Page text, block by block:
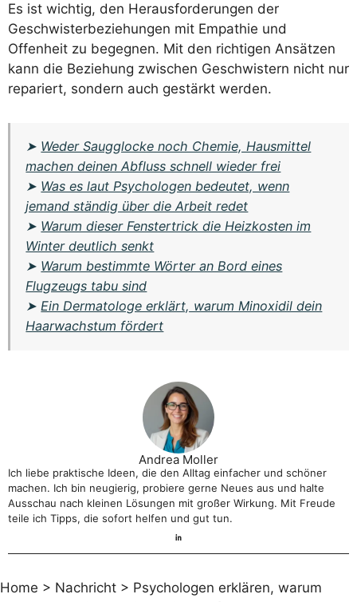
Es ist wichtig, den Herausforderungen der
Geschwisterbeziehungen mit Empathie und
Offenheit zu begegnen. Mit den richtigen Ansätzen
kann die Beziehung zwischen Geschwistern nicht nur
repariert, sondern auch gestärkt werden.
➤ Weder Saugglocke noch Chemie, Hausmittel
machen deinen Abfluss schnell wieder frei
➤ Was es laut Psychologen bedeutet, wenn
jemand ständig über die Arbeit redet
➤ Warum dieser Fenstertrick die Heizkosten im
Winter deutlich senkt
➤ Warum bestimmte Wörter an Bord eines
Flugzeugs tabu sind
➤Ein Dermatologe erklärt, warum Minoxidil dein
Haarwachstum fördert
Andrea Moller
Ich liebe praktische Ideen, die den Alltag einfacher und schöner
machen. Ich bin neugierig, probiere gerne Neues aus und halte
Ausschau nach kleinen Lösungen mit großer Wirkung. Mit Freude
teile ich Tipps, die sofort helfen und gut tun.
Home > Nachricht > Psychologen erklären, warum